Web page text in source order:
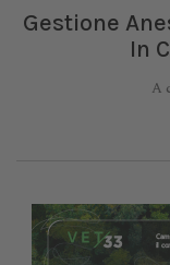
Gestione
In
A